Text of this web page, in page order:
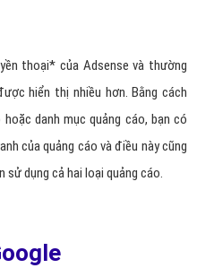
thoại* của Adsense và thường
hiển thị nhiều hơn. Bằng cách
danh mục quảng cáo, bạn có
của quảng cáo và điều này cũng
sử dụng cả hai loại quảng cáo.